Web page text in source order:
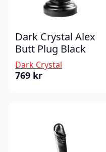
Dark Crystal Alex
Butt Plug Black
Dark Crystal
769 kr